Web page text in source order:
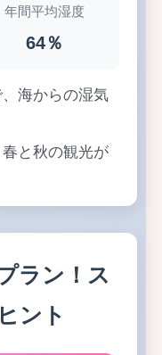
年間平均湿度
64％
海からの湿気
と秋の観光が
ラン！ス
ント